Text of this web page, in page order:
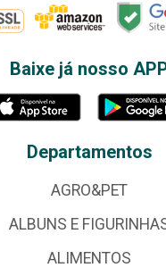
Baixe já nosso
Departamentos
AGRO&PET
ALBUNS E
ALIMENTOS